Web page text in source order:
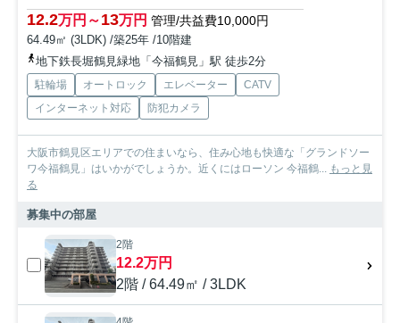
12.2万円～13万円 管理/共益費10,000円
64.49㎡ (3LDK) /築25年 /10階建
地下鉄長堀鶴見緑地「今福鶴見」駅 徒歩2分
駐輪場 オートロック エレベーター
CATV
インターネット対応
防犯カメラ
大阪市鶴見区エリアでの住まいなら、住み心地も快適な「グランドソー
ワ今福鶴見」はいかがでしょうか。近くにはローソン 今福鶴...
もっと見
る
募集中の部屋
2階
12.2万円
2階 / 64.49㎡ / 3LDK